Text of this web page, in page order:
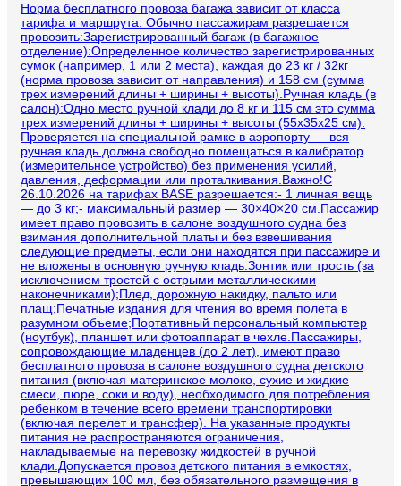
Норма бесплатного провоза багажа зависит от класса
тарифа и маршрута. Обычно пассажирам разрешается
провозить:Зарегистрированный багаж (в багажное
отделение):Определенное количество зарегистрированных
сумок (например, 1 или 2 места), каждая до 23 кг / 32кг
(норма провоза зависит от направления) и 158 см (сумма
трех измерений длины + ширины + высоты).Ручная кладь (в
салон):Одно место ручной клади до 8 кг и 115 см это сумма
трех измерений длины + ширины + высоты (55х35х25 см).
Проверяется на специальной рамке в аэропорту — вся
ручная кладь должна свободно помещаться в калибратор
(измерительное устройство) без применения усилий,
давления, деформации или проталкивания.Важно!С
26.10.2026 на тарифах BASE разрешается:- 1 личная вещь
— до 3 кг;- максимальный размер — 30×40×20 см.Пассажир
имеет право провозить в салоне воздушного судна без
взимания дополнительной платы и без взвешивания
следующие предметы, если они находятся при пассажире и
не вложены в основную ручную кладь:Зонтик или трость (за
исключением тростей с острыми металлическими
наконечниками);Плед, дорожную накидку, пальто или
плащ;Печатные издания для чтения во время полета в
разумном объеме;Портативный персональный компьютер
(ноутбук), планшет или фотоаппарат в чехле.Пассажиры,
сопровождающие младенцев (до 2 лет), имеют право
бесплатного провоза в салоне воздушного судна детского
питания (включая материнское молоко, сухие и жидкие
смеси, пюре, соки и воду), необходимого для потребления
ребенком в течение всего времени транспортировки
(включая перелет и трансфер). На указанные продукты
питания не распространяются ограничения,
накладываемые на перевозку жидкостей в ручной
клади.Допускается провоз детского питания в емкостях,
превышающих 100 мл, без обязательного размещения в